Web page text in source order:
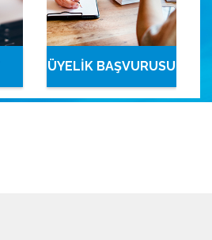
ÜYELİK BAŞVURUSU